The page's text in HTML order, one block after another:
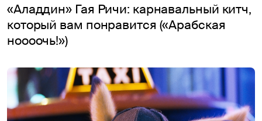
«Аладдин» Гая Ричи: карнавальный китч,
который вам понравится («Арабская
ноооочь!»)